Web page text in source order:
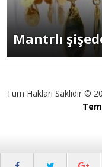
Mantrlı
Tüm Hakları Saklıdır ©